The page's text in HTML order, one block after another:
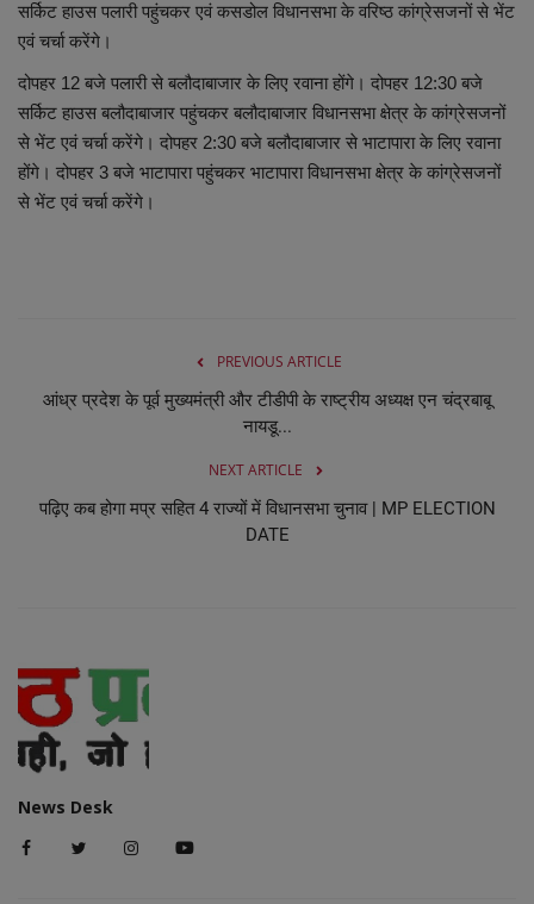
व्यापार
शिक्षा एवं रोजगार
धर्म एवं ज्योतिष
सर्किट हाउस पलारी पहुंचकर एवं कसडोल विधानसभा के वरिष्ठ कांग्रेसजनों से भेंट
एवं चर्चा करेंगे।
दोपहर 12 बजे पलारी से बलौदाबाजार के लिए रवाना होंगे। दोपहर 12:30 बजे
सर्किट हाउस बलौदाबाजार पहुंचकर बलौदाबाजार विधानसभा क्षेत्र के कांग्रेसजनों
से भेंट एवं चर्चा करेंगे। दोपहर 2:30 बजे बलौदाबाजार से भाटापारा के लिए रवाना
होंगे। दोपहर 3 बजे भाटापारा पहुंचकर भाटापारा विधानसभा क्षेत्र के कांग्रेसजनों
से भेंट एवं चर्चा करेंगे।
PREVIOUS ARTICLE
आंध्र प्रदेश के पूर्व मुख्यमंत्री और टीडीपी के राष्ट्रीय अध्यक्ष एन चंद्रबाबू
नायडू...
NEXT ARTICLE
पढ़िए कब होगा मप्र सहित 4 राज्यों में विधानसभा चुनाव | MP ELECTION
DATE
News Desk